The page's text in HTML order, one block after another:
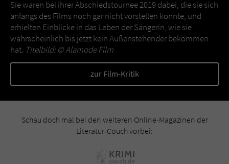
Sie waren bei ihrer Abschiedstournee 2019 dabei, die sie sich
anfangs des Films noch gar nicht vorstellen konnte, und
erhielten Einblicke in das Leben der Sängerin, wie sie
wahrscheinlich bis jetzt kein Außenstehender bekommen
hat. Titelbild: ©Alamode Film
zur Film-Kritik
Schau doch mal bei den weiteren Online-Magazinen der
Literatur-Couch vorbei: